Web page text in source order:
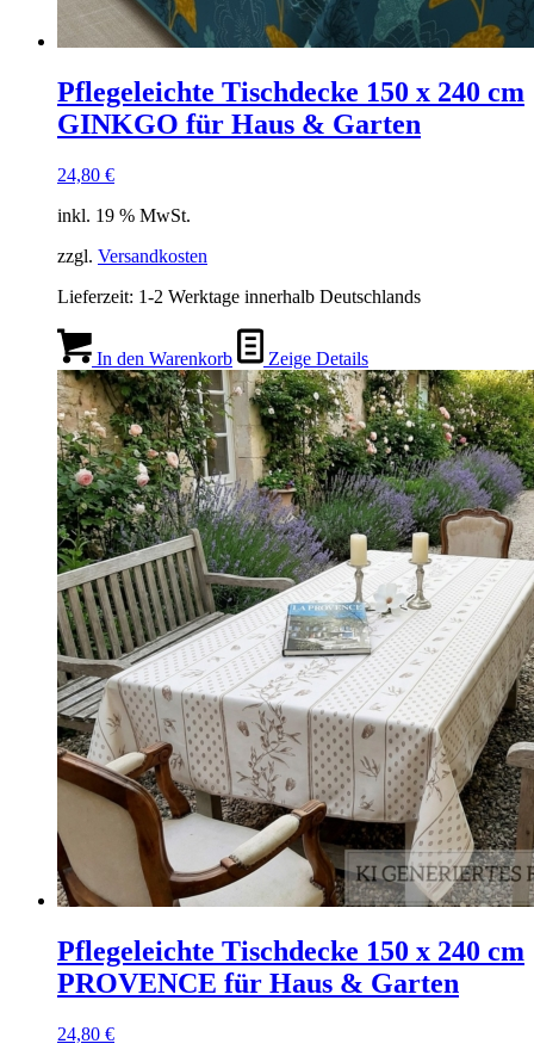
Pflegeleichte Tischdecke 150 x 240 cm
GINKGO für Haus & Garten
24,80 €
inkl. 19 % MwSt.
zzgl. Versandkosten
Lieferzeit: 1-2 Werktage innerhalb Deutschlands
In den Warenkorb Zeige Details
Pflegeleichte Tischdecke 150 x 240 cm
PROVENCE für Haus & Garten
24,80 €